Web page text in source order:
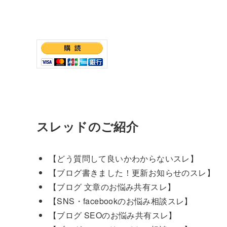
スレッドのご紹介
【どう質問して良いかわからないスレ】
【ブログ書きました！更新お知らせのスレ】
【ブログ 文章のお悩み共有スレ】
【SNS・facebookのお悩み相談スレ】
【ブログ SEOのお悩み共有スレ】